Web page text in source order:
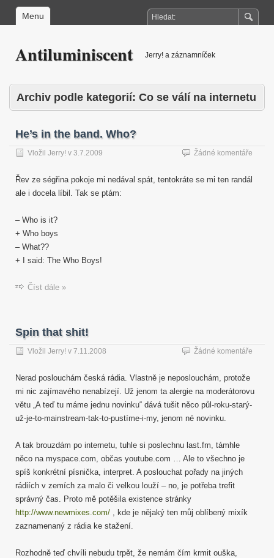
Menu
Antiluminiscent Jerry! a záznamníček
Archiv podle kategorií: Co se válí na internetu
He’s in the band. Who?
Vložil Jerry! v 3.7.2009 Žádné komentáře
Řev ze ségřina pokoje mi nedával spát, tentokráte se mi ten randál
ale i docela líbil. Tak se ptám:
– Who is it?
+ Who boys
– What??
+ I said: The Who Boys!
Číst dále »
Spin that shit!
Vložil Jerry! v 7.11.2008 Žádné komentáře
Nerad poslouchám česká rádia. Vlastně je neposlouchám, protože
mi nic zajímavého nenabízejí. Už jenom ta alergie na moderátorovu
větu „A teď tu máme jednu novinku“ dává tušit něco půl-roku-starý-
už-je-to-mainstream-tak-to-pustíme-i-my, jenom né novinku.
A tak brouzdám po internetu, tuhle si poslechnu last.fm, támhle
něco na myspace.com, občas youtube.com … Ale to všechno je
spíš konkrétní písnička, interpret. A poslouchat pořady na jiných
rádiích v zemích za malo či velkou louží – no, je potřeba trefit
správný čas. Proto mě potěšila existence stránky
http://www.newmixes.com/ , kde je nějaký ten můj oblíbený mixík
zaznamenaný z rádia ke stažení.
Rozhodně teď chvíli nebudu trpět, že nemám čím krmit ouška,